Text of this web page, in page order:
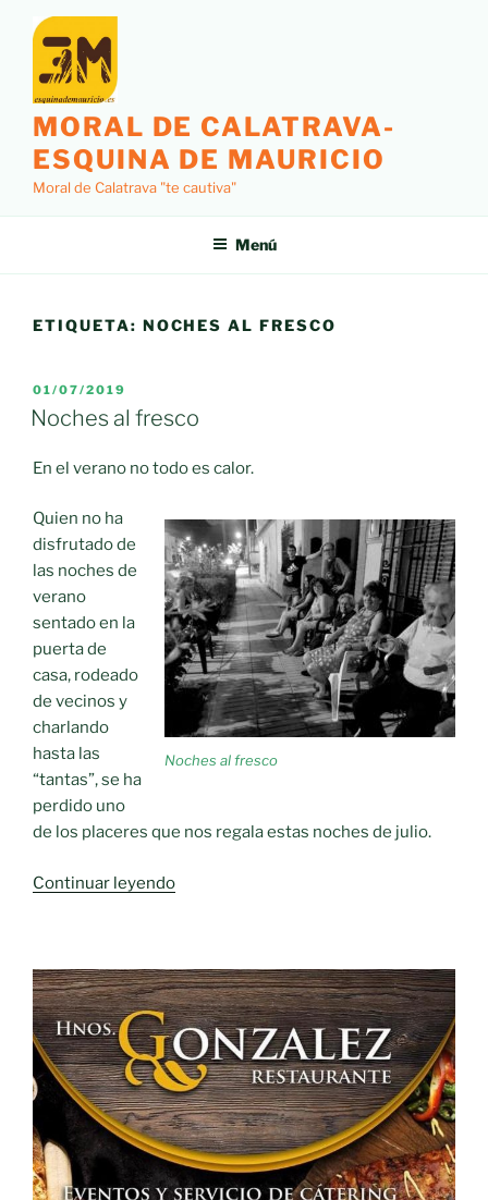
contenido
MORAL DE CALATRAVA-
ESQUINA DE MAURICIO
Moral de Calatrava "te cautiva"
Menú
ETIQUETA: NOCHES AL FRESCO
PUBLICADO
EL
01/07/2019
Noches al fresco
En el verano no todo es calor.
Noches al fresco
Quien no ha
disfrutado de
las noches de
verano
sentado en la
puerta de
casa, rodeado
de vecinos y
charlando
hasta las
“tantas”, se ha
perdido uno
de los placeres que nos regala estas noches de julio.
Continuar leyendo«Noches